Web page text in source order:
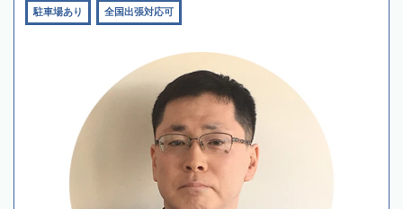
駐車場あり 全国出張対応可